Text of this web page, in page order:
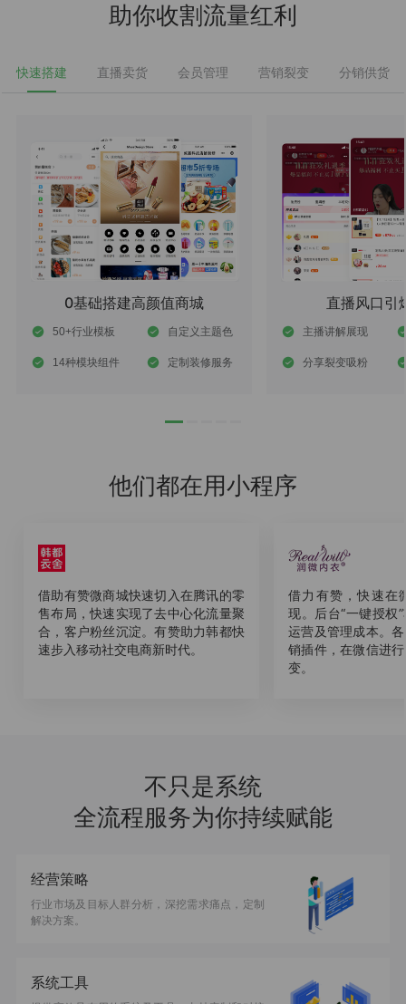
助你收割流量红利
快速搭建 直播卖货 会员管理 营销裂变 分销供货
0基础搭建高颜值商城
50+行业模板 自定义主题色
14种模块组件 定制装修服务
直播风口引
主播讲解展现
分享裂变吸粉
他们都在用小程序
借助有赞微商城快速切入在腾讯的零
售布局，快速实现了去中心化流量聚
合，客户粉丝沉淀。有赞助力韩都快
速步入移动社交电商新时代。
借力有赞，快速在
现。后台“一键授权
运营及管理成本。
销插件，在微信进
变。
不只是系统
全流程服务为你持续赋能
经营策略
行业市场及目标人群分析，深挖需求痛点，定制
解决方案。
系统工具